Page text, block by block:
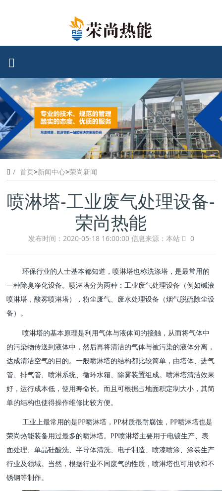
首页>新闻中心>荣尚新闻
喷淋塔-工业废气处理设备-
荣尚热能
发布时间：2020-05-18 16:00:00 信息来源：本站 0
环保行业的人士基本都知道，喷淋塔也称洗涤塔，是最常用的
一种除臭净化设备。喷淋塔分为两种：工业废气处理设备（例如碱液
喷淋塔，酸雾喷淋塔），粉尘废气、废水处理设备（烟气脱硫除尘设
备）。
喷淋塔的基本原理是利用气体与液体间的接触，从而将气体中
的污染物传送到液体中，然后再将清洁的气体与被污染的液体分离，
达成清洁空气的目的。一般喷淋塔的结构都比较简单，由塔体、进气
管、排气管、喷淋系统、循环水箱、除雾装置组成。喷淋塔清洁效果
好，运行成本低，使用寿命长。而且可根据占地面积定制大小，其简
单的结构也使得操作维修比较方便。
工业上最常用的是PP喷淋塔，PP材质很耐腐蚀，PP喷淋塔也是
荣尚热能装备用过最多的喷淋塔。PP喷淋塔主要用于电镀生产、表
面处理、单晶硅酸洗、半导体清洗、电子制造、喷漆喷涂、涂装生产
行业及领域。当然，根据行业不同废气的性质，喷淋塔也可用铁和不
锈钢等制作。